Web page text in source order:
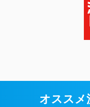
オススメ